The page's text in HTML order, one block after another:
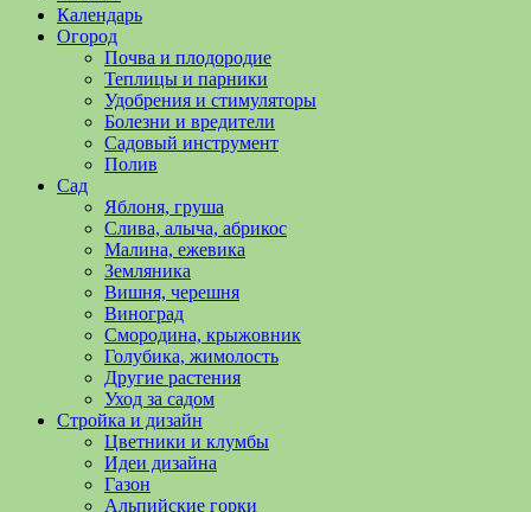
Огородничество
огородничество
полезные
уходу
овощами,
растениями
Поможем
обустройстве
выращивании
Календарь
Огород
Почва и плодородие
Теплицы и парники
Удобрения и стимуляторы
Болезни и вредители
Садовый инструмент
Полив
Сад
Яблоня, груша
Слива, алыча, абрикос
Малина, ежевика
Земляника
Вишня, черешня
Виноград
Смородина, крыжовник
Голубика, жимолость
Другие растения
Уход за садом
Стройка и дизайн
Цветники и клумбы
Идеи дизайна
Газон
Альпийские горки